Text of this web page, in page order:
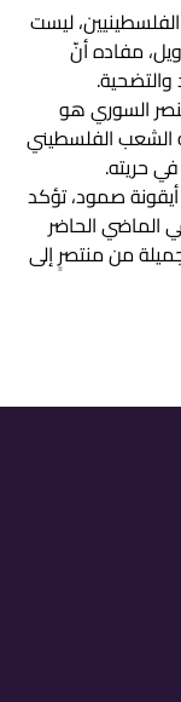
ليست
مفاده أنّ
والتضحية.
السوري هو
الشعب الفلسطيني
حريته.
صمود، تؤكد
الماضي الحاضر
من منتصرٍ إلى